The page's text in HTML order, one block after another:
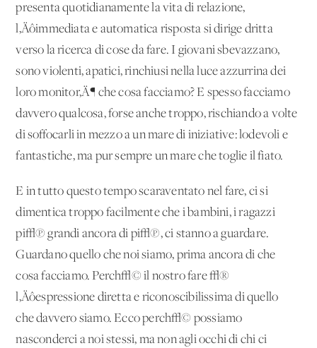
presenta quotidianamente la vita di relazione,
l‚Äôimmediata e automatica risposta si dirige dritta
verso la ricerca di cose da fare. I giovani sbevazzano,
sono violenti, apatici, rinchiusi nella luce azzurrina dei
loro monitor‚Ä¶ che cosa facciamo? E spesso facciamo
davvero qualcosa, forse anche troppo, rischiando a volte
di soffocarli in mezzo a un mare di iniziative: lodevoli e
fantastiche, ma pur sempre un mare che toglie il fiato.
E in tutto questo tempo scaraventato nel fare, ci si
dimentica troppo facilmente che i bambini, i ragazzi
pi√π grandi ancora di pi√π, ci stanno a guardare.
Guardano quello che noi siamo, prima ancora di che
cosa facciamo. Perch√© il nostro fare √®
l‚Äôespressione diretta e riconoscibilissima di quello
che davvero siamo. Ecco perch√© possiamo
nasconderci a noi stessi, ma non agli occhi di chi ci